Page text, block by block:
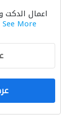
اعمال الدكت
See More